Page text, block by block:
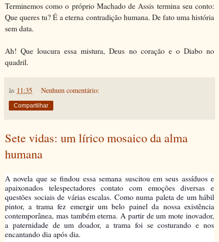
Terminemos como o próprio Machado de Assis termina seu conto:
Que queres tu? É a eterna contradição humana. De fato uma história
sem data.
Ah! Que loucura essa mistura, Deus no coração e o Diabo no
quadril.
às 11:35 Nenhum comentário:
Compartilhar
Sete vidas: um lírico mosaico da alma
humana
A novela que se findou essa semana suscitou em seus assíduos e
apaixonados telespectadores contato com emoções diversas e
questões sociais de várias escalas. Como numa paleta de um hábil
pintor, a trama fez emergir um belo painel da nossa existência
contemporânea, mas também eterna. A partir de um mote inovador,
a paternidade de um doador, a trama foi se costurando e nos
encantando dia após dia.